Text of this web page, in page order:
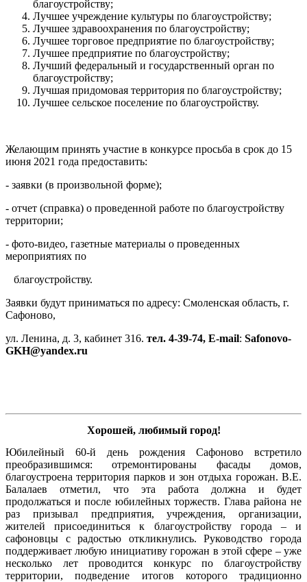
благоустройству;
Лучшее учреждение культуры по благоустройству;
Лучшее здравоохранения по благоустройству;
Лучшее торговое предприятие по благоустройству;
Лучшее предприятие по благоустройству;
Лучший федеральный и государственный орган по
благоустройству;
Лучшая придомовая территория по благоустройству;
Лучшее сельское поселение по благоустройству.
Желающим принять участие в конкурсе просьба в срок до 15
июня 2021 года предоставить:
- заявки (в произвольной форме);
- отчет (справка) о проведенной работе по благоустройству
территории;
- фото-видео, газетные материалы о проведенных
мероприятиях по
благоустройству.
Заявки будут приниматься по адресу: Смоленская область, г.
Сафоново,
ул. Ленина, д. 3, кабинет 316. тел. 4-39-74, E-mail: Safonovo-
GKH@yandex.ru
Хорошей, любимый город!
Юбилейный 60-й день рождения Сафоново встретило
преобразившимся: отремонтированы фасады домов,
благоустроена территория парков и зон отдыха горожан. В.Е.
Балалаев отметил, что эта работа должна и будет
продолжаться и после юбилейных торжеств. Глава района не
раз призывал предприятия, учреждения, организации,
жителей присоединиться к благоустройству города – и
сафоновцы с радостью откликнулись. Руководство города
поддерживает любую инициативу горожан в этой сфере – уже
несколько лет проводится конкурс по благоустройству
территории, подведение итогов которого традиционно